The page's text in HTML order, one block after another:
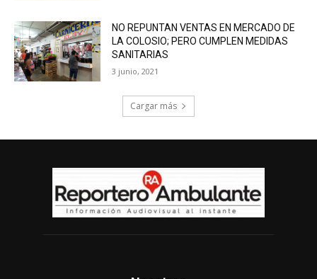
NO REPUNTAN VENTAS EN MERCADO DE
LA COLOSIO; PERO CUMPLEN MEDIDAS
SANITARIAS
3 junio, 2021
Cargar más